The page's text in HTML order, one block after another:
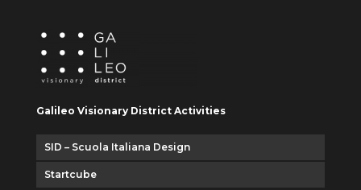
Galileo Visionary District Activities
SID – Scuola Italiana Design
Startcube